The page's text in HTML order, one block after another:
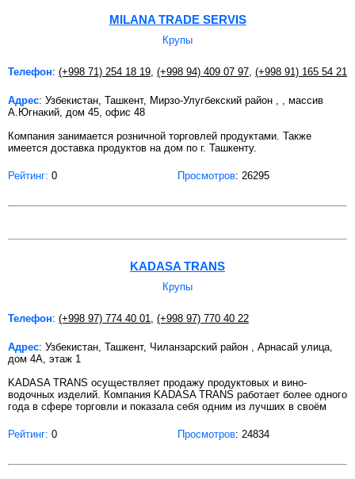
MILANA TRADE SERVIS
Крупы
Телефон: (+998 71) 254 18 19 (+998 94) 409 07 97 (+998 91) 165 54 21
Адрес: Узбекистан, Ташкент, Мирзо-Улугбекский район , , массив
А.Югнакий, дом 45, офис 48
Компания занимается розничной торговлей продуктами. Также
имеется доставка продуктов на дом по г. Ташкенту.
Рейтинг: 0 Просмотров: 26295
KADASA TRANS
Крупы
Телефон: (+998 97) 774 40 01 (+998 97) 770 40 22
Адрес: Узбекистан, Ташкент, Чиланзарский район , Арнасай улица,
дом 4A, этаж 1
KADASA TRANS осуществляет продажу продуктовых и вино-
водочных изделий. Компания KADASA TRANS работает более одного
года в сфере торговли и показала себя одним из лучших в своём
Рейтинг: 0 Просмотров: 24834